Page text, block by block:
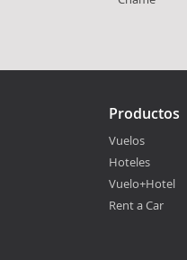
Productos
Vuelos
Hoteles
Vuelo+Hotel
Rent a Car